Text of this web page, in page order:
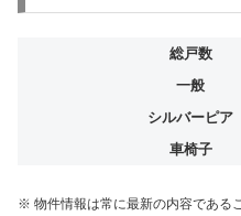
総戸数
一般
シルバーピア
車椅子
※ 物件情報は常に最新の内容である